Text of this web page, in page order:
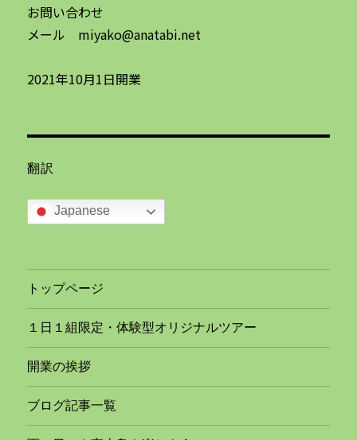
お問い合わせ
メール miyako@anatabi.net
2021年10月1日開業
翻訳
Japanese
トップページ
１日１組限定・体験型オリジナルツアー
開業の挨拶
ブログ記事一覧